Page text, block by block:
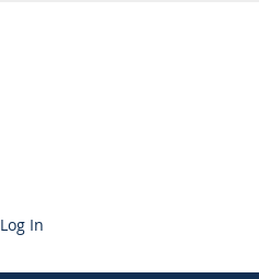
Log In